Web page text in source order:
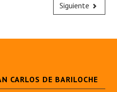
Siguiente
CARLOS DE BARILOCHE